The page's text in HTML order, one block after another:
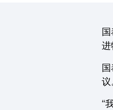
进
议
“